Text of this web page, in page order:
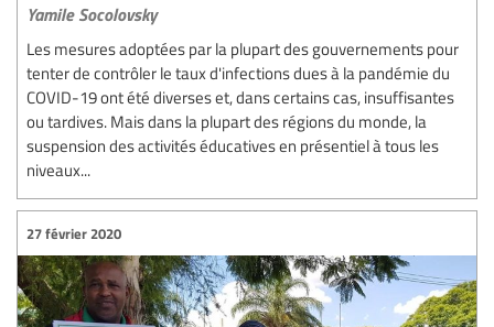
Yamile Socolovsky
Les mesures adoptées par la plupart des gouvernements pour
tenter de contrôler le taux d'infections dues à la pandémie du
COVID-19 ont été diverses et, dans certains cas, insuffisantes
ou tardives. Mais dans la plupart des régions du monde, la
suspension des activités éducatives en présentiel à tous les
niveaux...
27 février 2020